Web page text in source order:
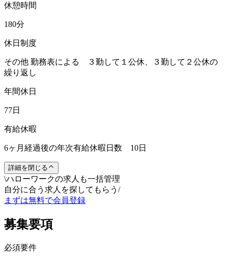
休憩時間
180分
休日制度
その他 勤務表による ３勤して１公休、３勤して２公休の
繰り返し
年間休日
77日
有給休暇
6ヶ月経過後の年次有給休暇日数 10日
詳細を閉じる
\ハローワークの求人も一括管理
自分に合う求人を探してもらう /
まずは無料で会員登録
募集要項
必須要件